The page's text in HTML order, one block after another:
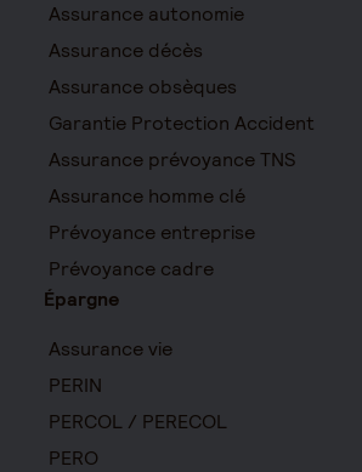
Assurance autonomie
Assurance décès
Assurance obsèques
Garantie Protection Accident
Assurance prévoyance TNS
Assurance homme clé
Prévoyance entreprise
Prévoyance cadre
Épargne
Assurance vie
PERIN
PERCOL / PERECOL
PERO